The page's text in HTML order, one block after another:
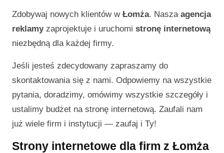
Zdobywaj nowych klientów w Łomża. Nasza agencja
reklamyzaprojektuje i uruchomi stronę internetową
niezbędną dla każdej firmy.
Jeśli jesteś zdecydowany zapraszamy do
skontaktowania się z nami. Odpowiemy na wszystkie
pytania, doradzimy, omówimy wszystkie szczegóły i
ustalimy budżet na stronę internetową. Zaufali nam
już wiele firm i instytucji — zaufaj i Ty!
Strony internetowe dla firm z Łomża